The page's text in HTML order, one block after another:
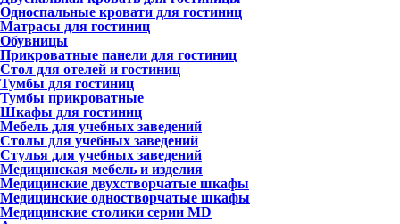
Односпальные кровати для гостиниц
Матрасы для гостиниц
Обувницы
Прикроватные панели для гостиниц
Стол для отелей и гостиниц
Тумбы для гостиниц
Тумбы прикроватные
Шкафы для гостиниц
Мебель для учебных заведений
Столы для учебных заведений
Стулья для учебных заведений
Медицинская мебель и изделия
Медицинские двухстворчатые шкафы
Медицинские одностворчатые шкафы
Медицинские столики серии MD